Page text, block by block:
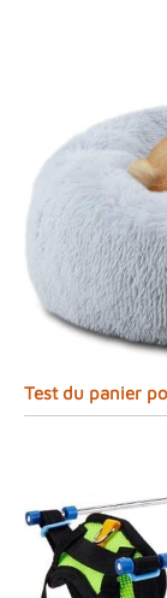
Test du panier